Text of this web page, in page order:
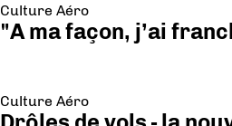
Culture Aéro
"A ma façon, j’ai
Culture Aéro